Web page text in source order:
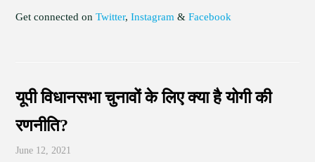
Get connected onTwitter,Instagram &Facebook
यूपी विधानसभा चुनावों के लिए क्या है योगी की
रणनीति?
June 12, 2021